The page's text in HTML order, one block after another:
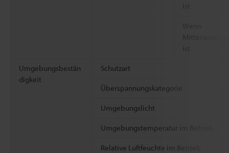
Umgebungsbestän
digkeit
Schutzart
Überspannungskategorie
Umgebungslicht
Umgebungstemperatur im Betrieb
Relative Luftfeuchte im Betrieb